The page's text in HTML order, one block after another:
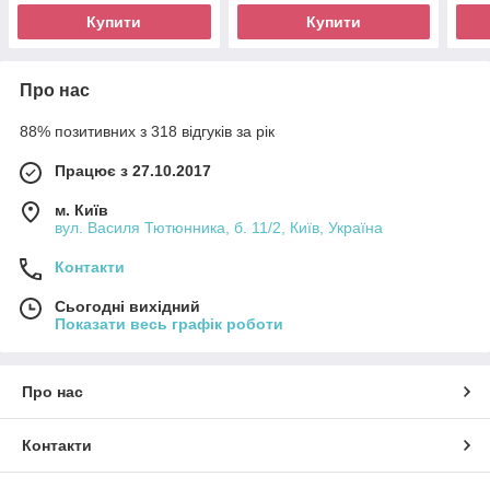
Купити Купити
Про нас
88% позитивних з 318 відгуків за рік
Працює з 27.10.2017
м. Київ
вул. Василя Тютюнника, б. 11/2, Київ, Україна
Контакти
Сьогодні вихідний
Показати весь графік роботи
Про нас
Контакти